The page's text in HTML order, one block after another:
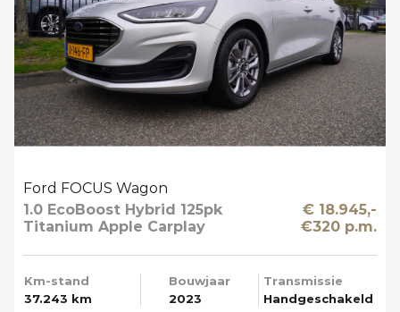
Ford FOCUS Wagon
1.0 EcoBoost Hybrid 125pk
Titanium Apple Carplay
€ 18.945,-
€320 p.m.
Km-stand
37.243 km
Bouwjaar
2023
Transmissie
Handgeschakeld